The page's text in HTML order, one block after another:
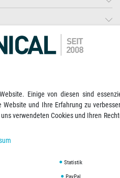
Einige von diesen sind
und Ihre Erfahrung zu
verwendeten Cookies und Ihren
Statistik